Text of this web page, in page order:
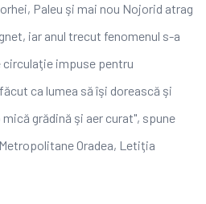
Paleu şi mai nou Nojorid atrag
iar anul trecut fenomenul s-a
impuse pentru
ca lumea să îşi dorească şi
grădină şi aer curat", spune
Oradea, Letiţia